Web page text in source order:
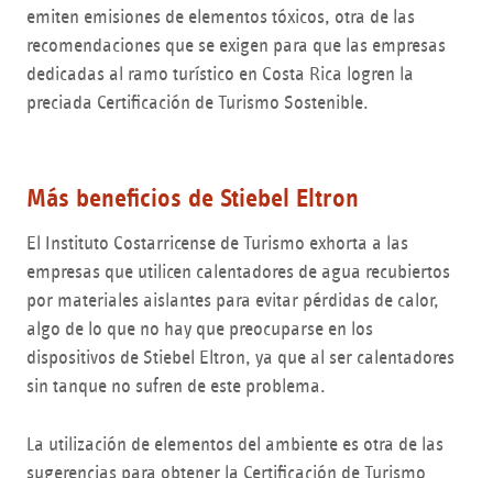
emiten emisiones de elementos tóxicos, otra de las
recomendaciones que se exigen para que las empresas
dedicadas al ramo turístico en Costa Rica logren la
preciada Certificación de Turismo Sostenible.
Más beneficios de Stiebel Eltron
El Instituto Costarricense de Turismo exhorta a las
empresas que utilicen calentadores de agua recubiertos
por materiales aislantes para evitar pérdidas de calor,
algo de lo que no hay que preocuparse en los
dispositivos de Stiebel Eltron, ya que al ser calentadores
sin tanque no sufren de este problema.
La utilización de elementos del ambiente es otra de las
sugerencias para obtener la Certificación de Turismo